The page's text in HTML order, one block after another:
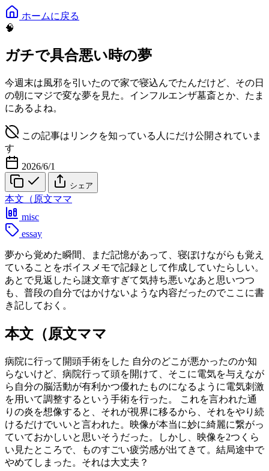
ホームに戻る
🧠
ガチで具合悪い時の夢
今週末は風邪を引いたので家で寝込んでたんだけど、その日
の朝にマジで変な夢を見た。インフルエンザ墓斎とか、たま
にあるよね。
この記事はリンクを知っている人にだけ公開されていま
す
2026/6/1
シェア
本文（原文ママ
misc
essay
夢から覚めた瞬間、まだ記憶があって、寝ぼけながらも覚え
ていることをボイスメモで記録として作成していたらしい。
あとで見返したら謎文章すぎて気持ち悪いなあと思いつつ
も、普段の自分ではかけないような内容だったのでここに書
き記しておく。
本文（原文ママ
病院に行って開頭手術をした 自分のどこが悪かったのか知
らないけど、病院行って頭を開けて、そこに電気を与えなが
ら自分の脳活動が有利かつ優れたものになるように電気刺激
を用いて調整するという手術を行った。 これを言われた通
りの炎を想像すると、それが視界に移るから、それをやり続
けるだけでいいと言われた。映像が本当に妙に綺麗に繋がっ
ていておかしいと思いそうだった。しかし、映像を2つくら
い見たところで、ものすごい疲労感が出てきて。結局途中で
やめてしまった。それは大丈夫？